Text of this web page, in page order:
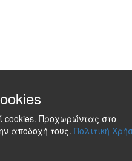
cookies. Προχωρώντας στο
αποδοχή τους. Πολιτική